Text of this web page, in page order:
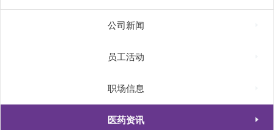
公司新闻
员工活动
职场信息
医药资讯 